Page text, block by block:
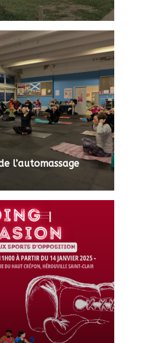
l’automassage